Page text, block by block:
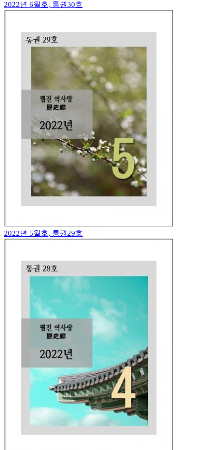
2022년 6월호, 통권30호
2022년 5월호, 통권29호